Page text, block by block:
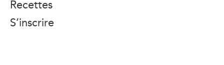
Recettes
S’inscrire